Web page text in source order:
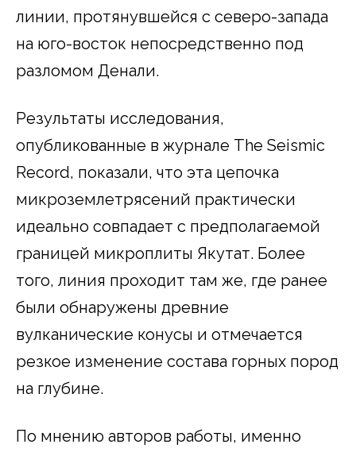
линии, протянувшейся с северо-запада
на юго-восток непосредственно под
разломом Денали.
Результаты исследования,
опубликованные в журнале The Seismic
Record, показали, что эта цепочка
микроземлетрясений практически
идеально совпадает с предполагаемой
границей микроплиты Якутат. Более
того, линия проходит там же, где ранее
были обнаружены древние
вулканические конусы и отмечается
резкое изменение состава горных пород
на глубине.
По мнению авторов работы, именно